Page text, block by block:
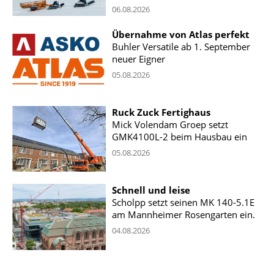
06.08.2026
Übernahme von Atlas perfekt
Buhler Versatile ab 1. September
neuer Eigner
05.08.2026
Ruck Zuck Fertighaus
Mick Volendam Groep setzt
GMK4100L-2 beim Hausbau ein
05.08.2026
Schnell und leise
Scholpp setzt seinen MK 140-5.1E
am Mannheimer Rosengarten ein.
04.08.2026